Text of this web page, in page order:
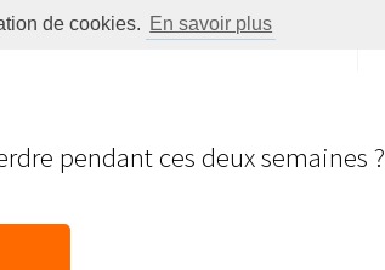
de cookies. En savoir plusMenu
pendant ces deux semaines ?